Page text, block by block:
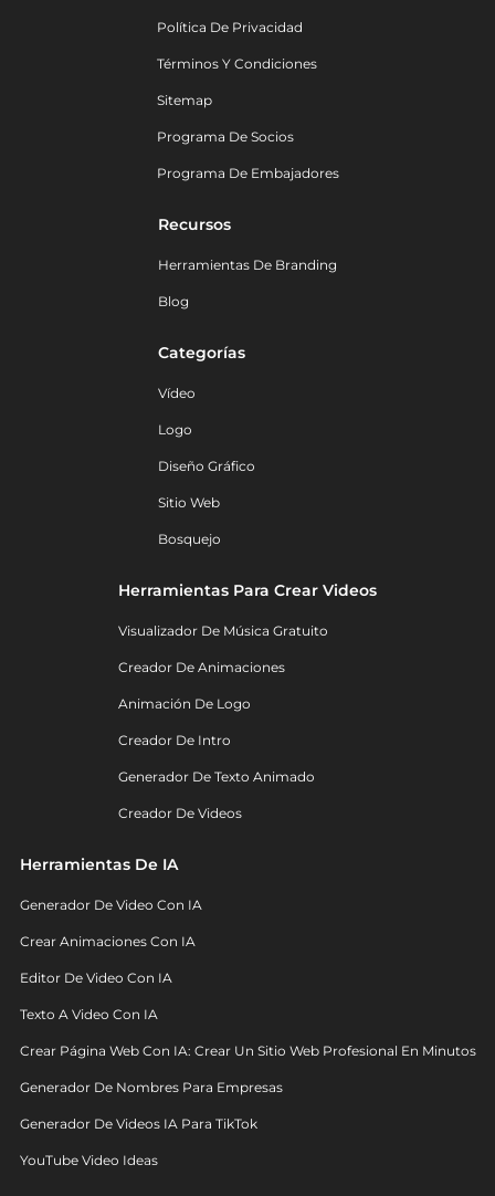
Política De Privacidad
Términos Y Condiciones
Sitemap
Programa De Socios
Programa De Embajadores
Recursos
Herramientas De Branding
Blog
Categorías
Vídeo
Logo
Diseño Gráfico
Sitio Web
Bosquejo
Herramientas Para Crear Videos
Visualizador De Música Gratuito
Creador De Animaciones
Animación De Logo
Creador De Intro
Generador De Texto Animado
Creador De Videos
Herramientas De IA
Generador De Video Con IA
Crear Animaciones Con IA
Editor De Video Con IA
Texto A Video Con IA
Crear Página Web Con IA: Crear Un Sitio Web Profesional En Minutos
Generador De Nombres Para Empresas
Generador De Videos IA Para TikTok
YouTube Video Ideas